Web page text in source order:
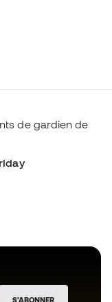
de gardien de
S'ABONNER